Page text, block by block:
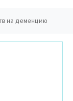
на деменцию